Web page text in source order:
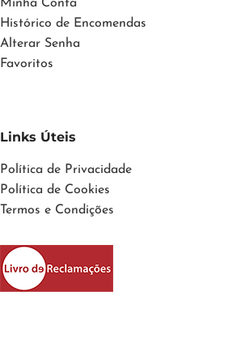
Minha Conta
Histórico de Encomendas
Alterar Senha
Favoritos
Links Úteis
Política de Privacidade
Política de Cookies
Termos e Condições